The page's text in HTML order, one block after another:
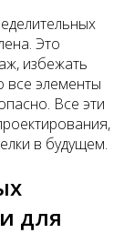
Это
избежать
все элементы
Все эти
в будущем.
для